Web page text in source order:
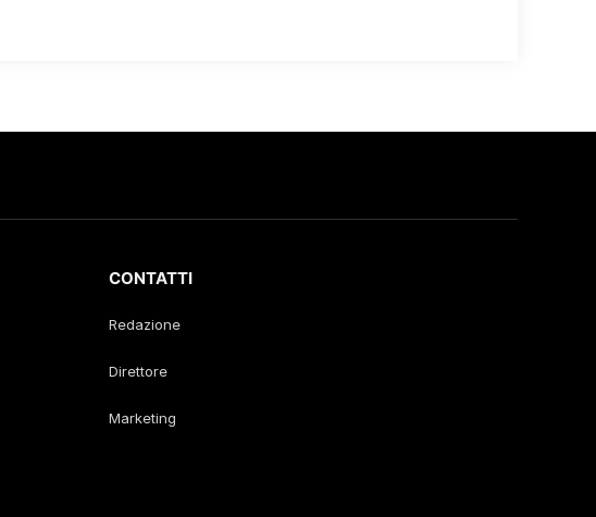
CONTATTI
Redazione
Direttore
Marketing